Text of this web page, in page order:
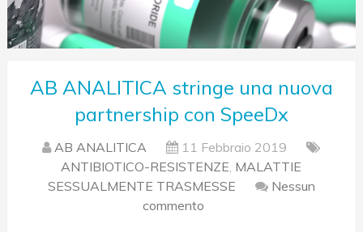
AB ANALITICA stringe una nuova
partnership con SpeeDx
AB ANALITICA
11 Febbraio 2019
ANTIBIOTICO-RESISTENZE, MALATTIE
SESSUALMENTE TRASMESSE
Nessun
commento